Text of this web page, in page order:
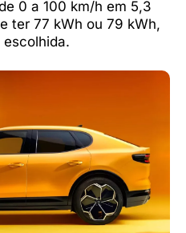
0 a 100 km/h em 5,3
ter 77 kWh ou 79 kWh,